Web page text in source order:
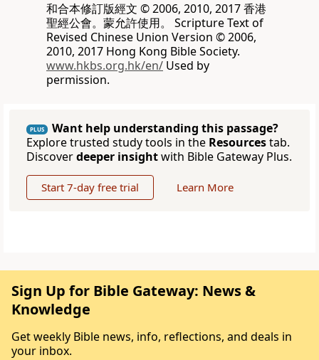
和合本修訂版經文 © 2006, 2010, 2017 香港
聖經公會。蒙允許使用。 Scripture Text of
Revised Chinese Union Version © 2006,
2010, 2017 Hong Kong Bible Society.
www.hkbs.org.hk/en/ Used by
permission.
PLUS
Want help understanding this passage?
Explore trusted study tools in the Resourcestab.
Discoverdeeper insightwith Bible Gateway Plus.
Start 7-day free trial Learn More
Sign Up for Bible Gateway: News &
Knowledge
Get weekly Bible news, info, reflections, and deals in
your inbox.